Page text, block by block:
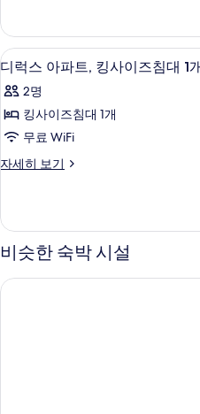
보
기
자
세
히
보
기
디
럭
스
아
파
트,
사
이
즈
침
6
디럭스 아파트, 킹사이즈침대 1
2명
킹사이즈침대 1개
무료 WiFi
자세히 보기
디
파
트,
킹
이
비슷한 숙박 시설
힐튼 선전 푸톈